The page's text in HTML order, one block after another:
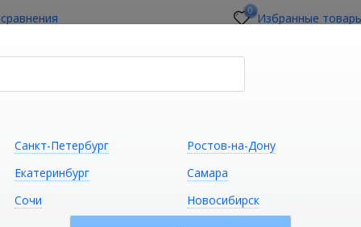
0 Избранные
Сантехника Климатическая
Санкт-Петербург
Ростов-на-Дону
Екатеринбург
Самара
Сочи Новосибирск